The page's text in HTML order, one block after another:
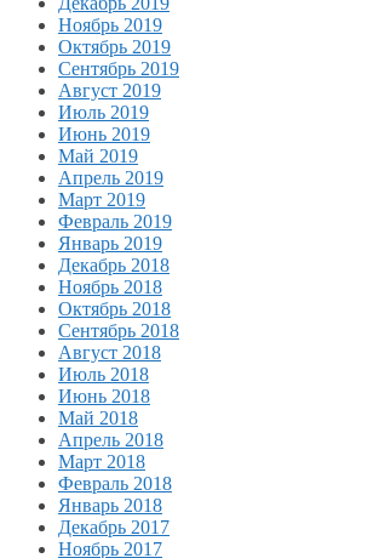
Ноябрь 2019
Октябрь 2019
Сентябрь 2019
Август 2019
Июль 2019
Июнь 2019
Май 2019
Апрель 2019
Март 2019
Февраль 2019
Январь 2019
Декабрь 2018
Ноябрь 2018
Октябрь 2018
Сентябрь 2018
Август 2018
Июль 2018
Июнь 2018
Май 2018
Апрель 2018
Март 2018
Февраль 2018
Январь 2018
Декабрь 2017
Ноябрь 2017